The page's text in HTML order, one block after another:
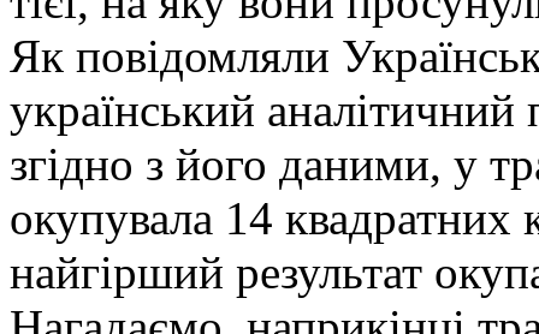
Як повідомляли
український
згідно з його даними, у
окупувала 14 квадратних
найгірший результат